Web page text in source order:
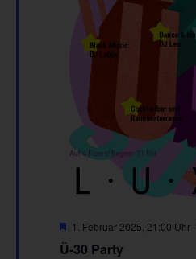
Ü-30 Party
Hervorgehoben
1. Februar 2025, 21:00 Uhr-